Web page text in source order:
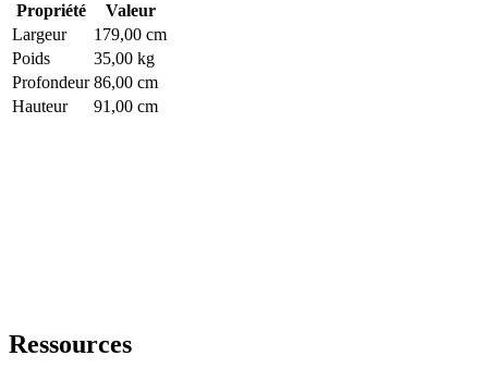
Propriété
Valeur
Largeur
179,00 cm
Poids
35,00 kg
Profondeur 86,00 cm
Hauteur
91,00 cm
Ressources